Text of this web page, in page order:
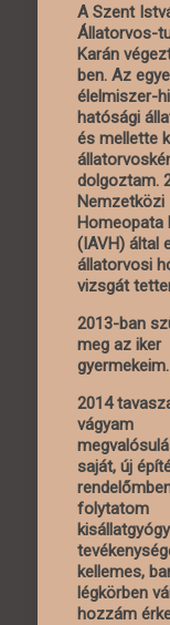
A Szent
Állatorvos-
Karán
ben. Az
élelmiszer-
hatósági
és mellette
dolgoztam.
Nemzetközi
Homeopata
(IAVH) által
állatorvosi
vizsgát
2013-ban
meg az iker
gyermekeim.
2014
vágyam
saját, új
folytatom
kellemes,
légkörben
hozzám